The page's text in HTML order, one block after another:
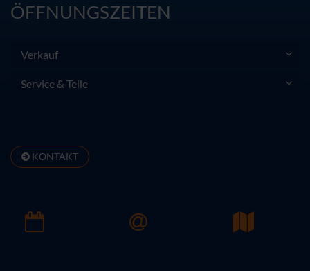
ÖFFNUNGSZEITEN
Verkauf
Service & Teile
KONTAKT